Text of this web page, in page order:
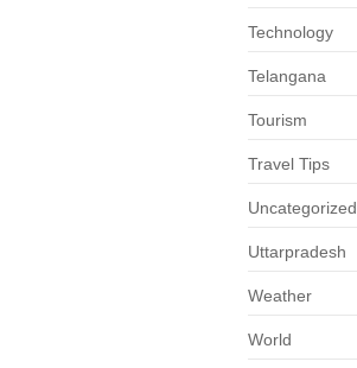
Technology
Telangana
Tourism
Travel Tips
Uncategorized
Uttarpradesh
Weather
World